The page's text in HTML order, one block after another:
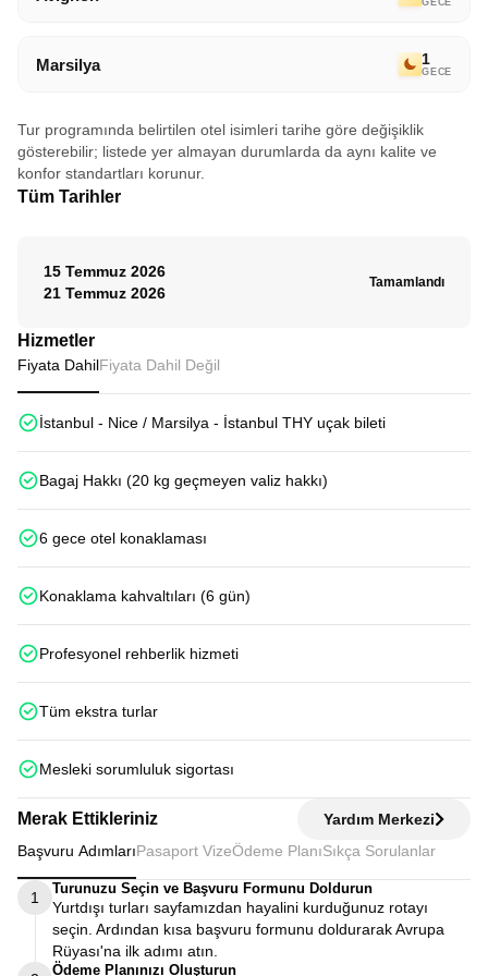
Marsilya 1
GECE
Tur programında belirtilen otel isimleri tarihe göre değişiklik
gösterebilir; listede yer almayan durumlarda da aynı kalite ve
konfor standartları korunur.
Tüm Tarihler
15 Temmuz 2026
21 Temmuz 2026
Tamamlandı
Hizmetler
Fiyata DahilFiyata Dahil Değil
İstanbul - Nice / Marsilya - İstanbul THY uçak bileti
Bagaj Hakkı (20 kg geçmeyen valiz hakkı)
6 gece otel konaklaması
Konaklama kahvaltıları (6 gün)
Profesyonel rehberlik hizmeti
Tüm ekstra turlar
Mesleki sorumluluk sigortası
Merak Ettikleriniz
Yardım Merkezi
Başvuru AdımlarıPasaport VizeÖdeme Planı Sıkça Sorulanlar
1
Turunuzu Seçin ve Başvuru Formunu Doldurun
Yurtdışı turları sayfamızdan hayalini kurduğunuz rotayı
seçin. Ardından kısa başvuru formunu doldurarak Avrupa
Rüyası'na ilk adımı atın.
Ödeme Planınızı Oluşturun